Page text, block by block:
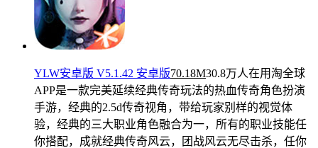
YLW安卓版 V5.1.42 安卓版70.18M30.8万人在用淘全球
APP是一款完美延续经典传奇玩法的热血传奇角色扮演
手游，经典的2.5d传奇视角，带给玩家别样的视觉体
验，经典的三大职业角色融合为一，所有的职业技能任
你搭配，成就经典传奇风云，团战风云无尽击杀，任你